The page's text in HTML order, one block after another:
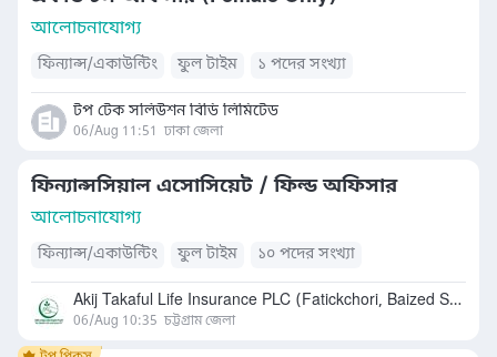
আলোচনাযোগ্য
ফিন্যান্স/একাউন্টিং ফুল টাইম ১ পদের সংখ্যা
টপ টেক সলিউশন বিডি লিমিটেড
06/Aug 11:51 ঢাকা জেলা
ফিন্যান্সসিয়াল এসোসিয়েট / ফিল্ড অফিসার
আলোচনাযোগ্য
ফিন্যান্স/একাউন্টিং ফুল টাইম ১০ পদের সংখ্যা
Akij Takaful Life Insurance PLC (Fatickchori, Baized Sales Office)
06/Aug 10:35 চট্টগ্রাম জেলা